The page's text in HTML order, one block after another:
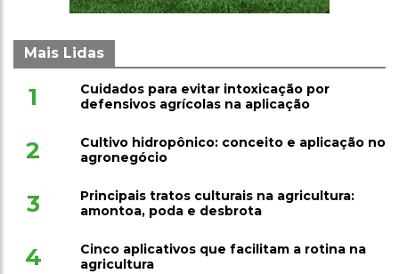
Mais Lidas
1
Cuidados para evitar intoxicação por
defensivos agrícolas na aplicação
2
Cultivo hidropônico: conceito e aplicação no
agronegócio
3
Principais tratos culturais na agricultura:
amontoa, poda e desbrota
4
Cinco aplicativos que facilitam a rotina na
agricultura